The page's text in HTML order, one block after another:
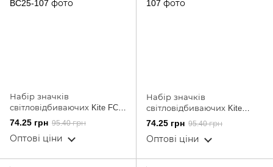
Набір значків
світловідбиваючих Kite FC
Barcelona BC25-107
74.25 грн 95.40 грн
Оптові ціни
Набір значків
світловідбиваючих Kite
Pochacco PC25-107
74.25 грн 95.40 грн
Оптові ціни